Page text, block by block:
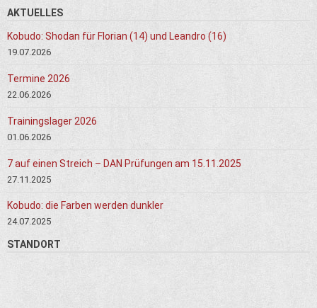
AKTUELLES
Kobudo: Shodan für Florian (14) und Leandro (16)
19.07.2026
Termine 2026
22.06.2026
Trainingslager 2026
01.06.2026
7 auf einen Streich – DAN Prüfungen am 15.11.2025
27.11.2025
Kobudo: die Farben werden dunkler
24.07.2025
STANDORT